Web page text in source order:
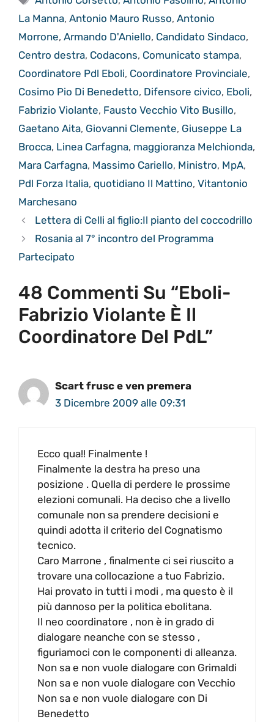
La Manna, Antonio Mauro Russo, Antonio
Morrone, Armando D'Aniello, Candidato Sindaco,
Centro destra, Codacons, Comunicato stampa,
Coordinatore Pdl Eboli, Coordinatore Provinciale,
Cosimo Pio Di Benedetto, Difensore civico, Eboli,
Fabrizio Violante, Fausto Vecchio Vito Busillo,
Gaetano Aita, Giovanni Clemente, Giuseppe La
Brocca, Linea Carfagna, maggioranza Melchionda,
Mara Carfagna, Massimo Cariello, Ministro, MpA,
Pdl Forza Italia, quotidiano Il Mattino, Vitantonio
Marchesano
Lettera di Celli al figlio:Il pianto del coccodrillo
Rosania al 7° incontro del Programma
Partecipato
48 Commenti Su “Eboli-
Fabrizio Violante È Il
Coordinatore Del PdL”
Scart frusc e ven premera
3 Dicembre 2009 alle 09:31
Ecco qua!! Finalmente !
Finalmente la destra ha preso una
posizione . Quella di perdere le prossime
elezioni comunali. Ha deciso che a livello
comunale non sa prendere decisioni e
quindi adotta il criterio del Cognatismo
tecnico.
Caro Marrone , finalmente ci sei riuscito a
trovare una collocazione a tuo Fabrizio.
Hai provato in tutti i modi , ma questo è il
più dannoso per la politica ebolitana.
Il neo coordinatore , non è in grado di
dialogare neanche con se stesso ,
figuriamoci con le componenti di alleanza.
Non sa e non vuole dialogare con Grimaldi
Non sa e non vuole dialogare con Vecchio
Non sa e non vuole dialogare con Di
Benedetto